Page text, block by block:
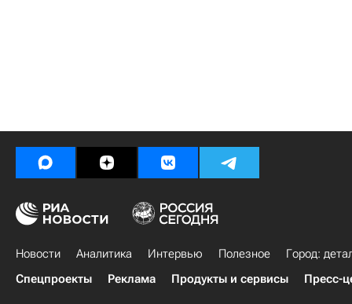
Новости Аналитика Интервью Полезное
Город:
Спецпроекты
Реклама Продукты и сервисы Пресс-